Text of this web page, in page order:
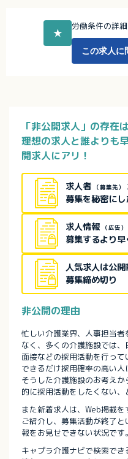
★
労働条件の詳
この求人に
「非公開求人」の存在
理想の求人と誰よりも
開求人にアリ！
求人者 （募集先）
募集を秘密にし
求人情報 （広告）
募集するより
人気求人は公開
募集締め切り
非公開の理由
忙しい介護業界、人事担当
なく、多くの介護施設では
面接などの採用活動を行って
できるだけ採用確率の高い人
そうした介護施設のお考え
的に採用活動をしたくない、
また新着求人は、Web掲載
ご紹介し、募集活動が終了
報をお見せできない状況です。
キャプラ介護ナビで検索で